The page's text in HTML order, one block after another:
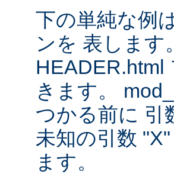
下の単純な例
ンを 表します
HEADER.html
きます。
つかる前に 引
未知の引数
ます。